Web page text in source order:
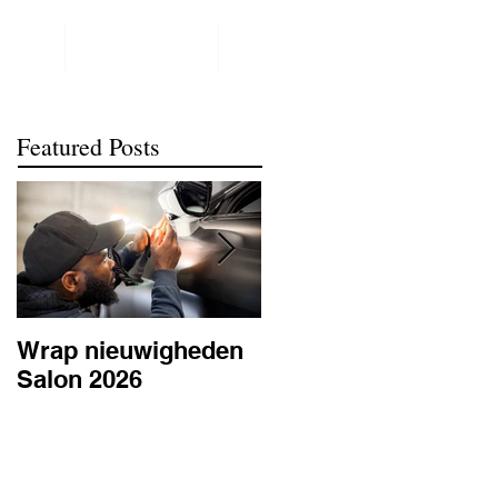
Featured Posts
Wrap nieuwigheden
Salon 2026